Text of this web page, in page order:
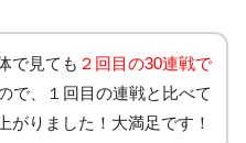
で見ても ２回目の30連戦で
で、１回目の連戦と比べて
がりました！大満足です！